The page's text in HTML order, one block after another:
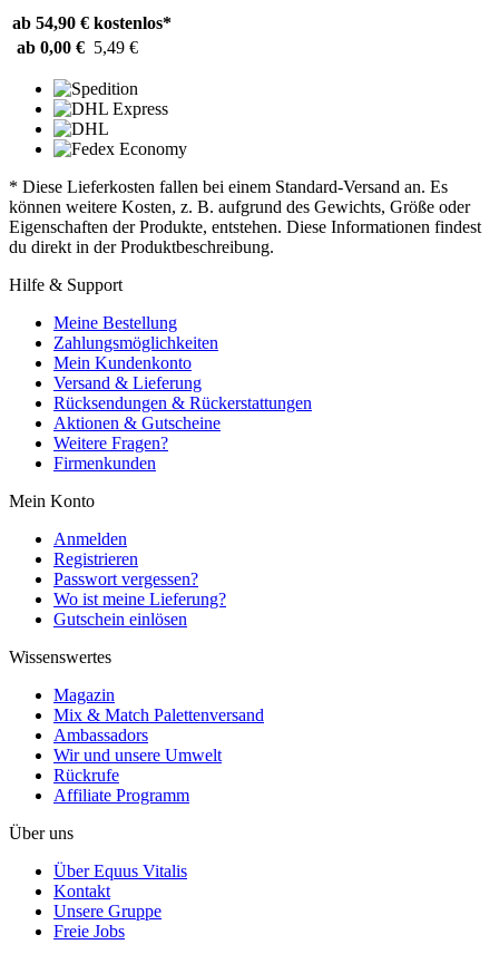
ab 54,90 € kostenlos*
ab 0,00 € 5,49 €
* Diese Lieferkosten fallen bei einem Standard-Versand an. Es
können weitere Kosten, z. B. aufgrund des Gewichts, Größe oder
Eigenschaften der Produkte, entstehen. Diese Informationen findest
du direkt in der Produktbeschreibung.
Hilfe & Support
Meine Bestellung
Zahlungsmöglichkeiten
Mein Kundenkonto
Versand & Lieferung
Rücksendungen & Rückerstattungen
Aktionen & Gutscheine
Weitere Fragen?
Firmenkunden
Mein Konto
Anmelden
Registrieren
Passwort vergessen?
Wo ist meine Lieferung?
Gutschein einlösen
Wissenswertes
Magazin
Mix & Match Palettenversand
Ambassadors
Wir und unsere Umwelt
Rückrufe
Affiliate Programm
Über uns
Über Equus Vitalis
Kontakt
Unsere Gruppe
Freie Jobs